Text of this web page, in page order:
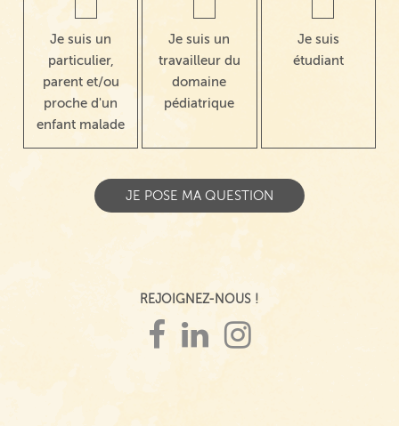
Je suis un
particulier,
parent et/ou
proche d'un
enfant malade
Je suis un
travailleur du
domaine
pédiatrique
Je suis
étudiant
REJOIGNEZ-NOUS !